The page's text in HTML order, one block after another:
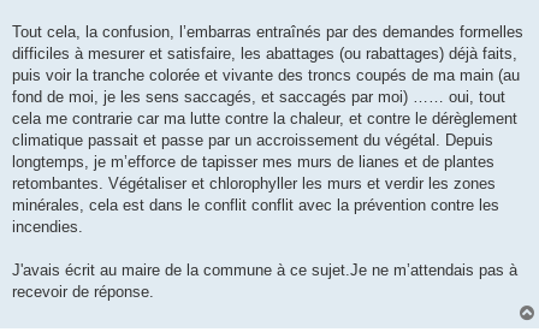
Tout cela, la confusion, l’embarras entraînés par des demandes formelles
difficiles à mesurer et satisfaire, les abattages (ou rabattages) déjà faits,
puis voir la tranche colorée et vivante des troncs coupés de ma main (au
fond de moi, je les sens saccagés, et saccagés par moi) …… oui, tout
cela me contrarie car ma lutte contre la chaleur, et contre le dérèglement
climatique passait et passe par un accroissement du végétal. Depuis
longtemps, je m’efforce de tapisser mes murs de lianes et de plantes
retombantes. Végétaliser et chlorophyller les murs et verdir les zones
minérales, cela est dans le conflit conflit avec la prévention contre les
incendies.
J'avais écrit au maire de la commune à ce sujet.Je ne m’attendais pas à
recevoir de réponse.